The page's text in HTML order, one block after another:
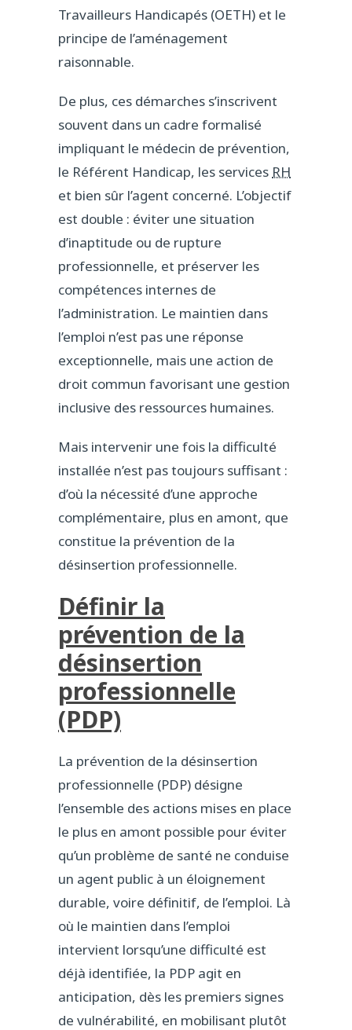
Travailleurs Handicapés (OETH) et le
principe de l’aménagement
raisonnable.
De plus, ces démarches s’inscrivent
souvent dans un cadre formalisé
impliquant le médecin de prévention,
le Référent Handicap, les services RH
et bien sûr l’agent concerné. L’objectif
est double : éviter une situation
d’inaptitude ou de rupture
professionnelle, et préserver les
compétences internes de
l’administration. Le maintien dans
l’emploi n’est pas une réponse
exceptionnelle, mais une action de
droit commun favorisant une gestion
inclusive des ressources humaines.
Mais intervenir une fois la difficulté
installée n’est pas toujours suffisant :
d’où la nécessité d’une approche
complémentaire, plus en amont, que
constitue la prévention de la
désinsertion professionnelle.
Définir la
prévention de la
désinsertion
professionnelle
(PDP)
La prévention de la désinsertion
professionnelle (PDP) désigne
l’ensemble des actions mises en place
le plus en amont possible pour éviter
qu’un problème de santé ne conduise
un agent public à un éloignement
durable, voire définitif, de l’emploi. Là
où le maintien dans l’emploi
intervient lorsqu’une difficulté est
déjà identifiée, la PDP agit en
anticipation, dès les premiers signes
de vulnérabilité, en mobilisant plutôt